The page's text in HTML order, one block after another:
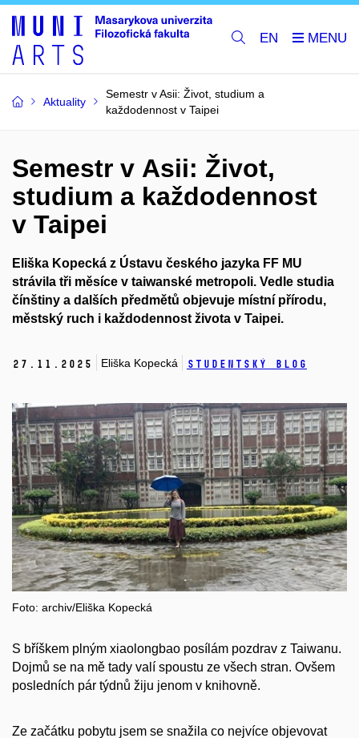
EN
Aktuality
Semestr v Asii: Život, studium a
každodennost v Taipei
Semestr v Asii: Život,
studium a každodennost
v Taipei
Eliška Kopecká z Ústavu českého jazyka FF MU
strávila tři měsíce v taiwanské metropoli. Vedle studia
čínštiny a dalších předmětů objevuje místní přírodu,
městský ruch i každodennost života v Taipei.
27. 11. 2025 Eliška Kopecká Studentský blog
Foto: archiv/Eliška Kopecká
S bříškem plným xiaolongbao posílám pozdrav z Taiwanu.
Dojmů se na mě tady valí spoustu ze všech stran. Ovšem
posledních pár týdnů žiju jenom v knihovně.
Ze začátku pobytu jsem se snažila co nejvíce objevovat